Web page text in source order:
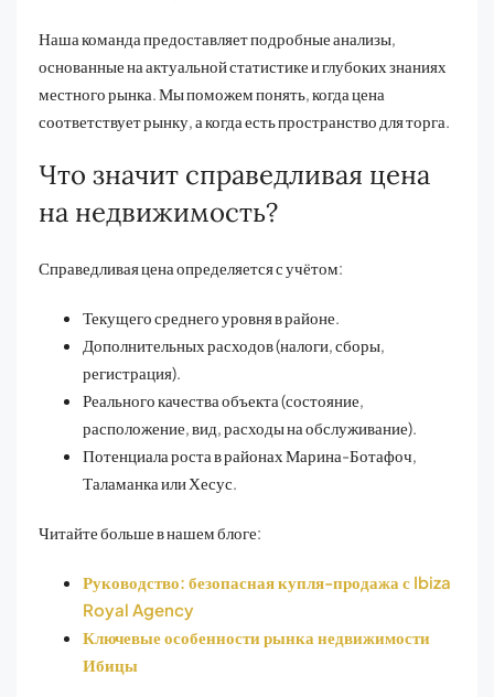
Наша команда предоставляет подробные анализы,
основанные на актуальной статистике и глубоких знаниях
местного рынка. Мы поможем понять, когда цена
соответствует рынку, а когда есть пространство для торга.
Что значит справедливая цена
на недвижимость?
Справедливая цена определяется с учётом:
Текущего среднего уровня в районе.
Дополнительных расходов (налоги, сборы,
регистрация).
Реального качества объекта (состояние,
расположение, вид, расходы на обслуживание).
Потенциала роста в районах Марина-Ботафоч,
Таламанка или Хесус.
Читайте больше в нашем блоге:
Руководство: безопасная купля-продажа с Ibiza
Royal Agency
Ключевые особенности рынка недвижимости
Ибицы